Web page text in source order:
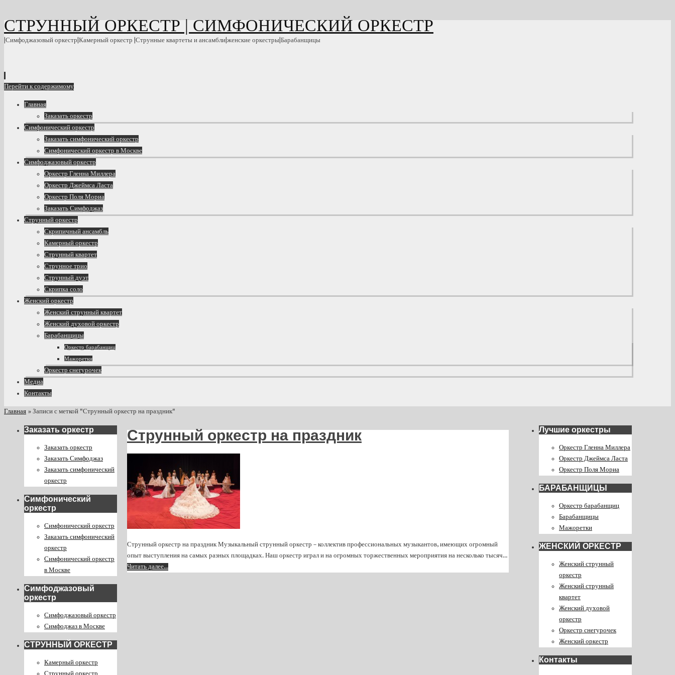
СТРУННЫЙ ОРКЕСТР | СИМФОНИЧЕСКИЙ ОРКЕСТР
|Симфоджазовый оркестр|Камерный оркестр |Струнные квартеты и ансамбли|женские оркестры|Барабанщицы
Перейти к содержимому
Главная
Заказать оркестр
Симфонический оркестр
Заказать симфонический оркестр
Симфонический оркестр в Москве
Симфоджазовый оркестр
Оркестр Гленна Миллера
Оркестр Джеймса Ласта
Оркестр Поля Мориа
Заказать Симфоджаз
Струнный оркестр
Скрипичный ансамбль
Камерный оркестр
Струнный квартет
Струнное трио
Струнный дуэт
Скрипка соло
Женский оркестр
Женский струнный квартет
Женский духовой оркестр
Барабанщицы
Оркестр барабанщиц
Мажоретки
Оркестр снегурочек
Медиа
Контакты
Главная » Записи с меткой "Струнный оркестр на праздник"
Струнный оркестр на праздник
Струнный оркестр на праздник Музыкальный струнный оркестр – коллектив профессиональных музыкантов, имеющих огромный
опыт выступления на самых разных площадках. Наш оркестр играл и на огромных торжественных мероприятия на несколько тысяч…
Читать далее…
Заказать оркестр
Заказать оркестр
Заказать Симфоджаз
Заказать симфонический
оркестр
Симфонический
оркестр
Симфонический оркестр
Заказать симфонический
оркестр
Симфонический оркестр
в Москве
Симфоджазовый
оркестр
Симфоджазовый оркестр
Симфоджаз в Москве
СТРУННЫЙ ОРКЕСТР
Камерный оркестр
Лучшие оркестры
Оркестр Гленна Миллера
Оркестр Джеймса Ласта
Оркестр Поля Мориа
БАРАБАНЩИЦЫ
Оркестр барабанщиц
Барабанщицы
Мажоретки
ЖЕНСКИЙ ОРКЕСТР
Женский струнный
оркестр
Женский струнный
квартет
Женский духовой
оркестр
Оркестр снегурочек
Женский оркестр
Контакты